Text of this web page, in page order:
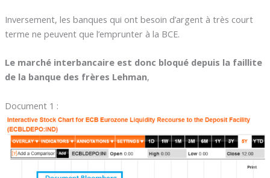
Inversement, les banques qui ont besoin d’argent à très court
terme ne peuvent que l’emprunter à la BCE.
Le marché interbancaire est donc bloqué depuis la faillite
de la banque des frères Lehman,
Document 1 :